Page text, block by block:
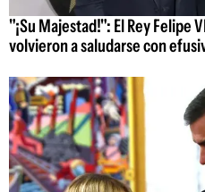
"¡Su Majestad!": El Rey Felipe
volvieron a saludarse con